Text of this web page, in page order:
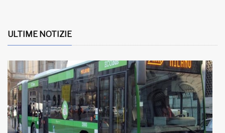
ULTIME NOTIZIE